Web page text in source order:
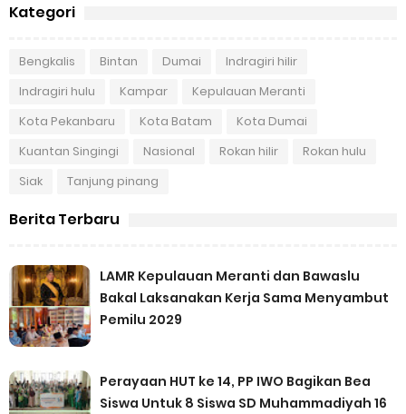
Kategori
Bengkalis Bintan Dumai
Indragiri hilir
Indragiri hulu
Kampar
Kepulauan Meranti
Kota Pekanbaru
Kota Batam
Kota Dumai
Kuantan Singingi
Nasional Rokan hilir
Rokan hulu
Siak
Tanjung pinang
Berita Terbaru
LAMR Kepulauan Meranti dan Bawaslu
Bakal Laksanakan Kerja Sama Menyambut
Pemilu 2029
Perayaan HUT ke 14, PP IWO Bagikan Bea
Siswa Untuk 8 Siswa SD Muhammadiyah 16